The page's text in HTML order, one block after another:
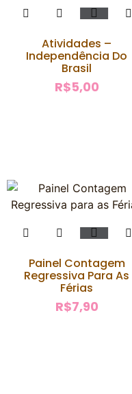
Atividades –
Independência Do
Brasil
R$5,00
Painel Contagem
Regressiva Para As
Férias
R$7,90